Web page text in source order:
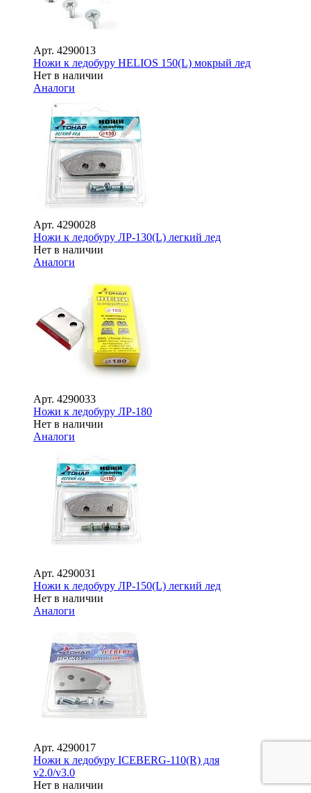
Арт. 4290013
Ножи к ледобуру HELIOS 150(L) мокрый лед
Нет в наличии
Аналоги
Арт. 4290028
Ножи к ледобуру ЛР-130(L) легкий лед
Нет в наличии
Аналоги
Арт. 4290033
Ножи к ледобуру ЛР-180
Нет в наличии
Аналоги
Арт. 4290031
Ножи к ледобуру ЛР-150(L) легкий лед
Нет в наличии
Аналоги
Арт. 4290017
Ножи к ледобуру ICEBERG-110(R) для
v2.0/v3.0
Нет в наличии